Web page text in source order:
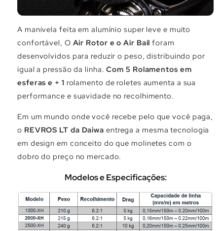
A manivela feita em alumínio super leve e muito
confortável, O Air Rotor e o Air Bail foram
desenvolvidos para reduzir o peso, distribuindo por
igual a pressão da linha.Com 5 Rolamentos em
esferas e + 1 rolamento de roletes aumenta a sua
performance e suavidade no recolhimento.
Em um mundo onde você recebe pelo que você paga,
o REVROS LT da Daiwa entrega a mesma tecnologia
em design em conceito do que molinetes com o
dobro do preço no mercado.
Modelos e Especificações: